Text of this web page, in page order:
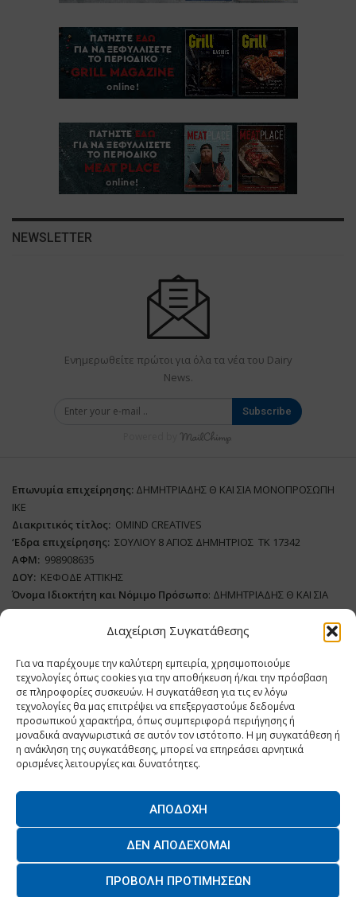
Διαχείριση Συγκατάθεσης
Για να παρέχουμε την καλύτερη εμπειρία, χρησιμοποιούμε
τεχνολογίες όπως cookies για την αποθήκευση ή/και την πρόσβαση
σε πληροφορίες συσκευών. Η συγκατάθεση για τις εν λόγω
τεχνολογίες θα μας επιτρέψει να επεξεργαστούμε δεδομένα
προσωπικού χαρακτήρα, όπως συμπεριφορά περιήγησης ή
μοναδικά αναγνωριστικά σε αυτόν τον ιστότοπο. Η μη συγκατάθεση ή
η ανάκληση της συγκατάθεσης, μπορεί να επηρεάσει αρνητικά
ορισμένες λειτουργίες και δυνατότητες.
ΑΠΟΔΟΧΉ
ΔΕΝ ΑΠΟΔΈΧΟΜΑΙ
ΠΡΟΒΟΛΉ ΠΡΟΤΙΜΉΣΕΩΝ
NEWSLETTER
Ενημερωθείτε πρώτοι για όλα τα νέα του Dairy
News.
Subscribe
Επωνυμία επιχείρησης: ΔΗΜΗΤΡΙΑΔΗΣ Θ ΚΑΙ ΣΙΑ ΜΟΝΟΠΡΟΣΩΠΗ
ΙΚΕ
Διακριτικός τίτλος: ΟΜΙΝD CREATIVES
‘Eδρα επιχείρησης: ΣΟΥΛΙΟΥ 8 ΑΓΙΟΣ ΔΗΜΗΤΡΙΟΣ ΤΚ 17342
ΑΦΜ: 998908635
ΔΟΥ: ΚΕΦΟΔΕ ΑΤΤΙΚΗΣ
Όνομα Ιδιοκτήτη και Νόμιμο Πρόσωπο: ΔΗΜΗΤΡΙΑΔΗΣ Θ ΚΑΙ ΣΙΑ
ΜΟΝΟΠΡΟΣΩΠΗ ΙΚΕ
Domain:www.dairynews.gr
Δικαιούχος Domain:ΔΗΜΗΤΡΙΑΔΗΣ Θ ΚΑΙ ΣΙΑ ΜΟΝΟΠΡΟΣΩΠΗ ΙΚΕ
Διευθυντής: ΕΥΘΥΜΙΑΤΟΥ ΜΑΡΙΑ
Διαχειριστής:ΕΥΘΥΜΙΑΤΟΥ ΜΑΡΙΑ
Δήλωση Συμμόρφωσης
ΕΠΙΧΕΙΡΗΣΕΙΣ
ΕΠΙΚΟΙΝΩΝΙΑ
© 2026 - All Rights Reserved. -Πολιτική Απορρήτου